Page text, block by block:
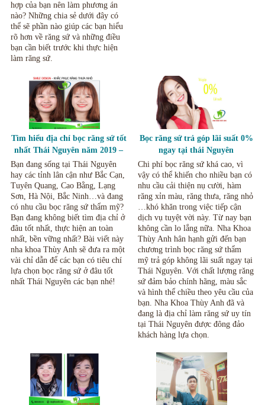
hợp của bạn nên làm phương án
nào? Những chia sẻ dưới đây có
thể sẽ phần nào giúp các bạn hiểu
rõ hơn về răng sứ và những điều
bạn cần biết trước khi thực hiện
làm răng sứ.
Tìm hiểu địa chỉ bọc răng sứ tốt
nhất Thái Nguyên năm 2019 –
2020
Bạn đang sống tại Thái Nguyên
hay các tỉnh lân cận như Bắc Cạn,
Tuyên Quang, Cao Bằng, Lạng
Sơn, Hà Nội, Bắc Ninh…và đang
có nhu cầu bọc răng sứ thẩm mỹ?
Bạn đang không biết tìm địa chỉ ở
đâu tốt nhất, thực hiện an toàn
nhất, bền vững nhất? Bài viết này
nha khoa Thùy Anh sẽ đưa ra một
vài chỉ dẫn để các bạn có tiêu chí
lựa chọn bọc răng sứ ở đâu tốt
nhất Thái Nguyên các bạn nhé!
Bọc răng sứ trả góp lãi suất 0%
ngay tại thái Nguyên
Chi phí bọc răng sứ khá cao, vì
vậy có thể khiến cho nhiều bạn có
nhu cầu cải thiện nụ cười, hàm
răng xỉn màu, răng thưa, răng nhỏ
…khó khăn trong việc tiếp cận
dịch vụ tuyệt vời này. Từ nay bạn
không cần lo lắng nữa. Nha Khoa
Thùy Anh hân hạnh gửi đến bạn
chương trình bọc răng sứ thẩm
mỹ trả góp không lãi suất ngay tại
Thái Nguyên. Với chất lượng răng
sứ đảm bảo chính hãng, màu sắc
và hình thể chiều theo yêu cầu của
bạn. Nha Khoa Thùy Anh đã và
đang là địa chỉ làm răng sứ uy tín
tại Thái Nguyên được đông đảo
khách hàng lựa chọn.